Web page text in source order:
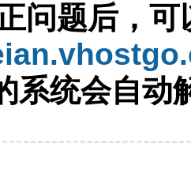
问题后，可
系统会自动